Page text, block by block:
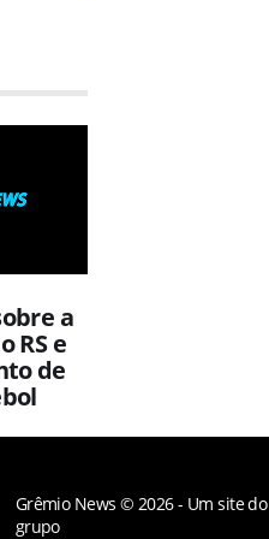
a
RS e
de
Grêmio News © 2026 - Um site do
grupo